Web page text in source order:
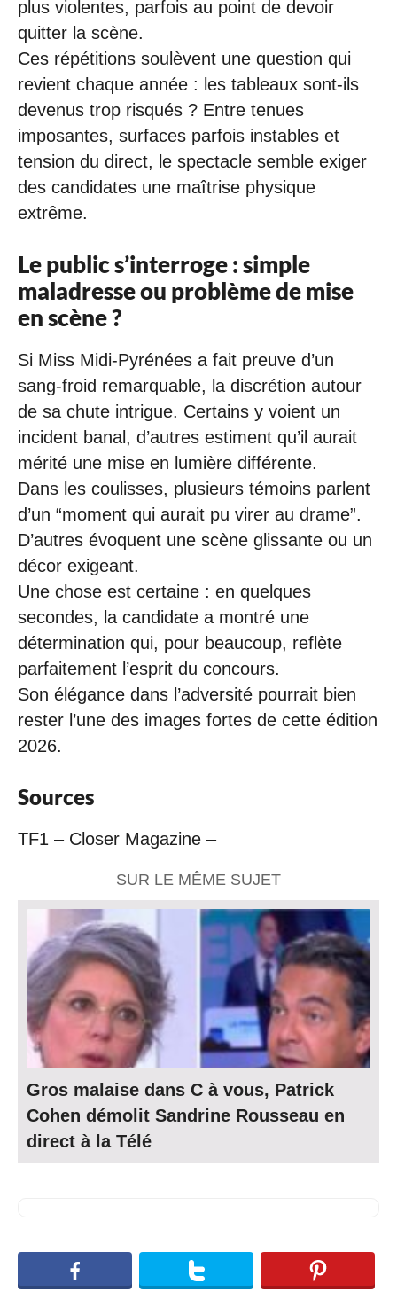
plus violentes, parfois au point de devoir
quitter la scène.
Ces répétitions soulèvent une question qui
revient chaque année : les tableaux sont-ils
devenus trop risqués ? Entre tenues
imposantes, surfaces parfois instables et
tension du direct, le spectacle semble exiger
des candidates une maîtrise physique
extrême.
Le public s’interroge : simple
maladresse ou problème de mise
en scène ?
Si Miss Midi-Pyrénées a fait preuve d’un
sang-froid remarquable, la discrétion autour
de sa chute intrigue. Certains y voient un
incident banal, d’autres estiment qu’il aurait
mérité une mise en lumière différente.
Dans les coulisses, plusieurs témoins parlent
d’un “moment qui aurait pu virer au drame”.
D’autres évoquent une scène glissante ou un
décor exigeant.
Une chose est certaine : en quelques
secondes, la candidate a montré une
détermination qui, pour beaucoup, reflète
parfaitement l’esprit du concours.
Son élégance dans l’adversité pourrait bien
rester l’une des images fortes de cette édition
2026.
Sources
TF1 – Closer Magazine –
SUR LE MÊME SUJET
Gros malaise dans C à vous, Patrick
Cohen démolit Sandrine Rousseau en
direct à la Télé